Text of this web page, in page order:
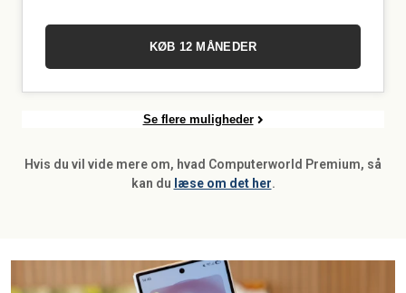
KØB 12 MÅNEDER
Se flere muligheder
Hvis du vil vide mere om, hvad Computerworld Premium, så
kan du læse om det her.